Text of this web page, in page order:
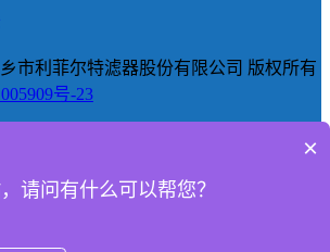
市利菲尔特滤器股份有限公司 版权所有
号-23
×
请问有什么可以帮您？